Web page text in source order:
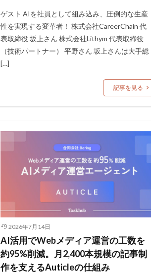
ゲスト AIを社員として組み込み、圧倒的な生産
性を実現する変革者！ 株式会社CareerChain 代
表取締役 坂上さん 株式会社Lithym 代表取締役
（技術パートナー） 平野さん 坂上さんは大手総
[…]
記事を見る
2026年7月14日
AI活用でWebメディア運営の工数を
約95%削減。月2,400本規模の記事制
作を支えるAuticleの仕組み